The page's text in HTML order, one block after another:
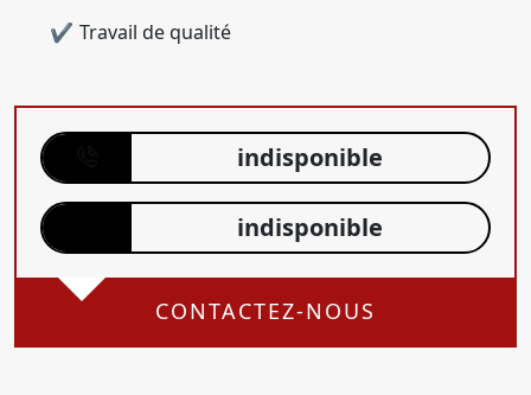
Travail de qualité
indisponible
indisponible
CONTACTEZ-NOUS